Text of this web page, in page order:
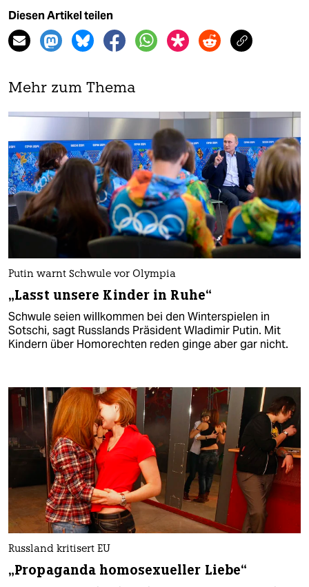
Diesen Artikel teilen
Mehr zum Thema
Putin warnt Schwule vor Olympia
„Lasst unsere Kinder in Ruhe“
Schwule seien willkommen bei den Winterspielen in
Sotschi, sagt Russlands Präsident Wladimir Putin. Mit
Kindern über Homorechten reden ginge aber gar nicht.
Russland kritisert EU
„Propaganda homosexueller Liebe“